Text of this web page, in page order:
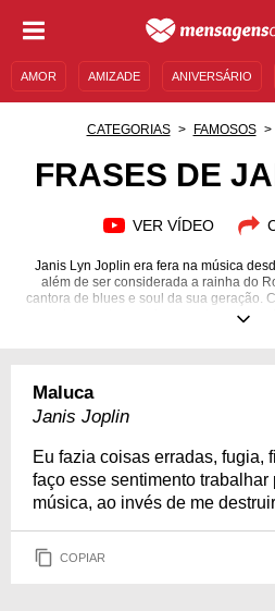
AMOR AMIZADE ANIVERSÁRIO
CATEGORIAS FAMOSOS
FRASES DE
VER VÍDEO
Janis Lyn Joplin era fera na música
além de ser considerada a rainha do
cantora de blues e soul da sua geração.
a cantora norte-americana entrou para a
Maluca
Janis Joplin
Eu fazia coisas erradas, fugia,
faço esse sentimento trabalhar
música, ao invés de me
COPIAR